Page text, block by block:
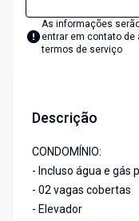
As informações
entrar em contato de
termos de serviço
Descrição
CONDOMÍNIO:
- Incluso água e gás
- 02 vagas cobertas
- Elevador